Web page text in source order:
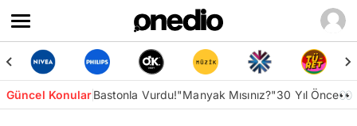
Güncel KonularBastonla Vurdu!"Manyak Mısınız?"30 Yıl Önce👀